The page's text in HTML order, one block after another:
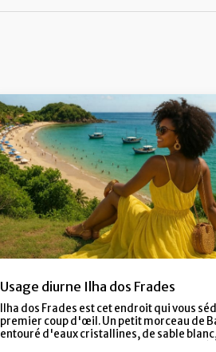
Usage diurne Ilha dos Frades
Ilha dos Frades est cet endroit qui vous
premier coup d'œil. Un petit morceau de
entouré d'eaux cristallines, de sable